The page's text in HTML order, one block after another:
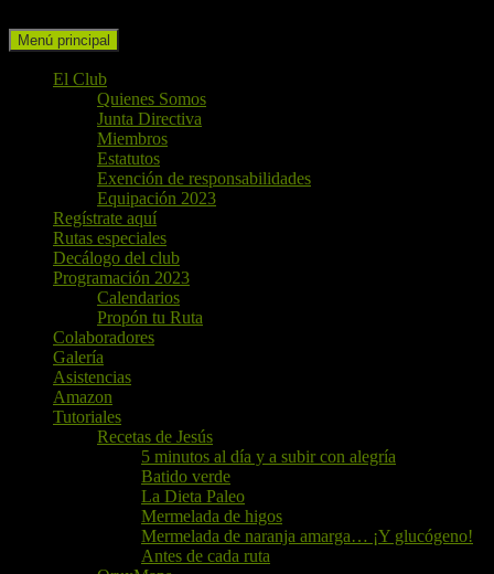
Buscar
Menú principal
al
El Club
Quienes Somos
Junta Directiva
Miembros
Estatutos
Exención de responsabilidades
Equipación 2023
Regístrate aquí
Rutas especiales
Decálogo del club
Programación 2023
Calendarios
Propón tu Ruta
Colaboradores
Galería
Asistencias
Amazon
Tutoriales
Recetas de Jesús
5 minutos al día y a subir con alegría
Batido verde
La Dieta Paleo
Mermelada de higos
Mermelada de naranja amarga… ¡Y glucógeno!
Antes de cada ruta